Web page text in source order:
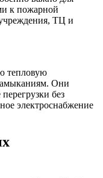
к пожарной
ТЦ и
тепловую
Они
без
электроснабжение